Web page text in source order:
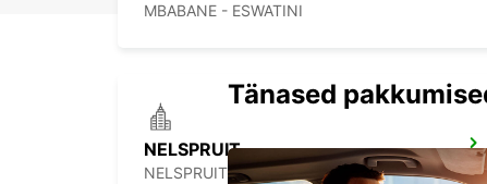
MBABANE - ESWATINI
NELSPRUIT
NELSPRUIT - SOUTH AFRICA
Tänased